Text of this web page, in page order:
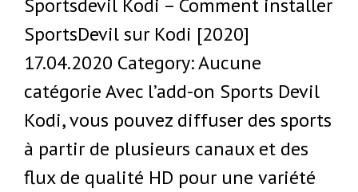
Sportsdevil Kodi – Comment installer
SportsDevil sur Kodi [2020]
17.04.2020 Category: Aucune
catégorie Avec l’add-on Sports Devil
Kodi, vous pouvez diffuser des sports
à partir de plusieurs canaux et des
flux de qualité HD pour une variété